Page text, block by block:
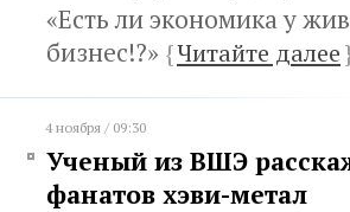
«Есть ли экономика у
бизнес!?» {Читайте далее
4 ноября / 09:30
Ученый из ВШЭ
фанатов хэви-метал